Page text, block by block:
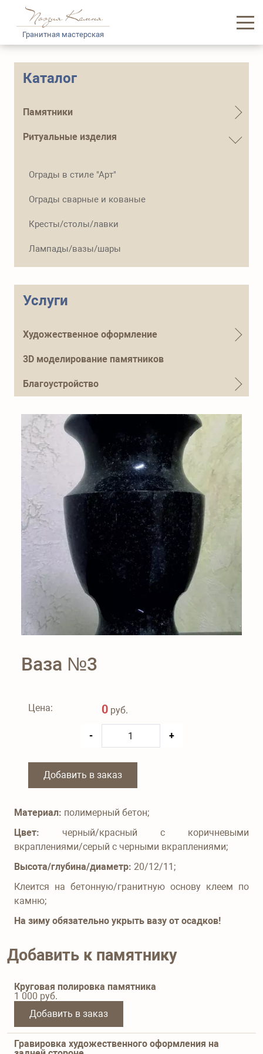
Гранитная мастерская
Каталог
Памятники
Ритуальные изделия
Ограды в стиле "Арт"
Ограды сварные и кованые
Кресты/столы/лавки
Лампады/вазы/шары
Услуги
Художественное оформление
3D моделирование памятников
Благоустройство
Ваза №3
Цена: 0 руб.
- +
Добавить в заказ
Материал: полимерный бетон;
Цвет: черный/красный с коричневыми
вкраплениями/серый с черными вкраплениями;
Высота/глубина/диаметр: 20/12/11;
Клеится на бетонную/гранитную основу клеем по
камню;
На зиму обязательно укрыть вазу от осадков!
Добавить к памятнику
Круговая полировка памятника
1 000 руб.
Добавить в заказ
Гравировка художественного оформления на